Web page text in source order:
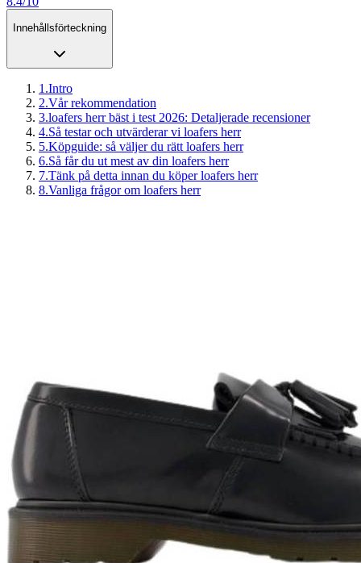
Innehållsförteckning
1 .Intro
2.Vår rekommendation
3.loafers herr bäst i test 2026: Detaljerade recensioner
4.Så testar och utvärderar vi loafers herr
5.Köpguide: så väljer du rätt loafers herr
6.Så får du ut mest av din loafers herr
7.Tänk på detta innan du köper loafers herr
8.Vanliga frågor om loafers herr